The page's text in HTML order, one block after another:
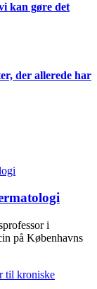
kan gøre det
der allerede har
i
på Københavns